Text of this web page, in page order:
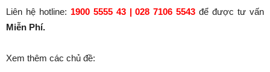
Liên hệ hotline: 1900 5555 43 | 028 7106 5543 để được tư vấn
Miễn Phí.
Xem thêm các chủ đề: